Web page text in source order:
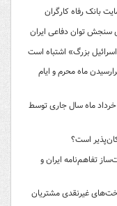
بانک رفاه کارگران
سنجش توان دفاعی ایران
بزرگ» اشتباه است
ماه محرم و ایام
در خرداد ماه سال جاری توسط
است؟
جزئیات ۱۴ بند سرنوشت‌ساز تفاهم‌نامه ایران و
غیرنقدی مشتریان